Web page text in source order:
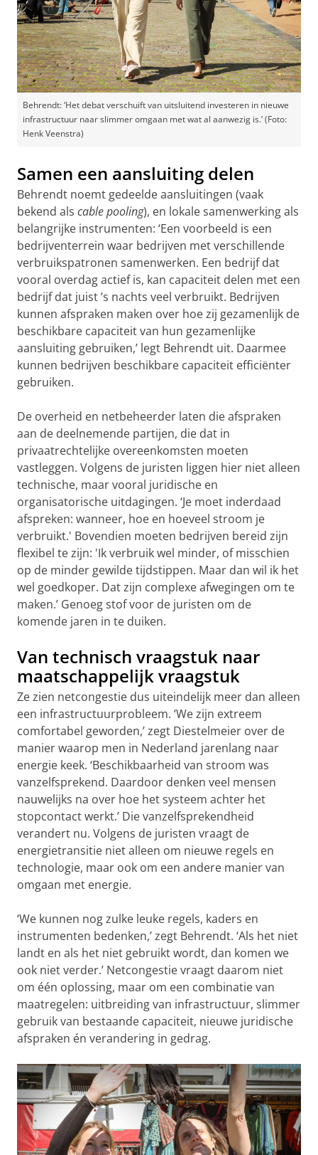
Behrendt: ‘Het debat verschuift van uitsluitend investeren in nieuwe
infrastructuur naar slimmer omgaan met wat al aanwezig is.’ (Foto:
Henk Veenstra)
Samen een aansluiting delen
Behrendt noemt gedeelde aansluitingen (vaak
bekend als cable pooling), en lokale samenwerking als
belangrijke instrumenten: ‘Een voorbeeld is een
bedrijventerrein waar bedrijven met verschillende
verbruikspatronen samenwerken. Een bedrijf dat
vooral overdag actief is, kan capaciteit delen met een
bedrijf dat juist ’s nachts veel verbruikt. Bedrijven
kunnen afspraken maken over hoe zij gezamenlijk de
beschikbare capaciteit van hun gezamenlijke
aansluiting gebruiken,’ legt Behrendt uit. Daarmee
kunnen bedrijven beschikbare capaciteit efficiënter
gebruiken.
De overheid en netbeheerder laten die afspraken
aan de deelnemende partijen, die dat in
privaatrechtelijke overeenkomsten moeten
vastleggen. Volgens de juristen liggen hier niet alleen
technische, maar vooral juridische en
organisatorische uitdagingen. ‘Je moet inderdaad
afspreken: wanneer, hoe en hoeveel stroom je
verbruikt.' Bovendien moeten bedrijven bereid zijn
flexibel te zijn: 'Ik verbruik wel minder, of misschien
op de minder gewilde tijdstippen. Maar dan wil ik het
wel goedkoper. Dat zijn complexe afwegingen om te
maken.’ Genoeg stof voor de juristen om de
komende jaren in te duiken.
Van technisch vraagstuk naar
maatschappelijk vraagstuk
Ze zien netcongestie dus uiteindelijk meer dan alleen
een infrastructuurprobleem. ‘We zijn extreem
comfortabel geworden,’ zegt Diestelmeier over de
manier waarop men in Nederland jarenlang naar
energie keek. ‘Beschikbaarheid van stroom was
vanzelfsprekend. Daardoor denken veel mensen
nauwelijks na over hoe het systeem achter het
stopcontact werkt.’ Die vanzelfsprekendheid
verandert nu. Volgens de juristen vraagt de
energietransitie niet alleen om nieuwe regels en
technologie, maar ook om een andere manier van
omgaan met energie.
‘We kunnen nog zulke leuke regels, kaders en
instrumenten bedenken,’ zegt Behrendt. ‘Als het niet
landt en als het niet gebruikt wordt, dan komen we
ook niet verder.’ Netcongestie vraagt daarom niet
om één oplossing, maar om een combinatie van
maatregelen: uitbreiding van infrastructuur, slimmer
gebruik van bestaande capaciteit, nieuwe juridische
afspraken én verandering in gedrag.